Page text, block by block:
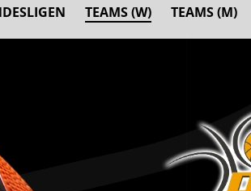
TEAMS (W) TEAMS (M)